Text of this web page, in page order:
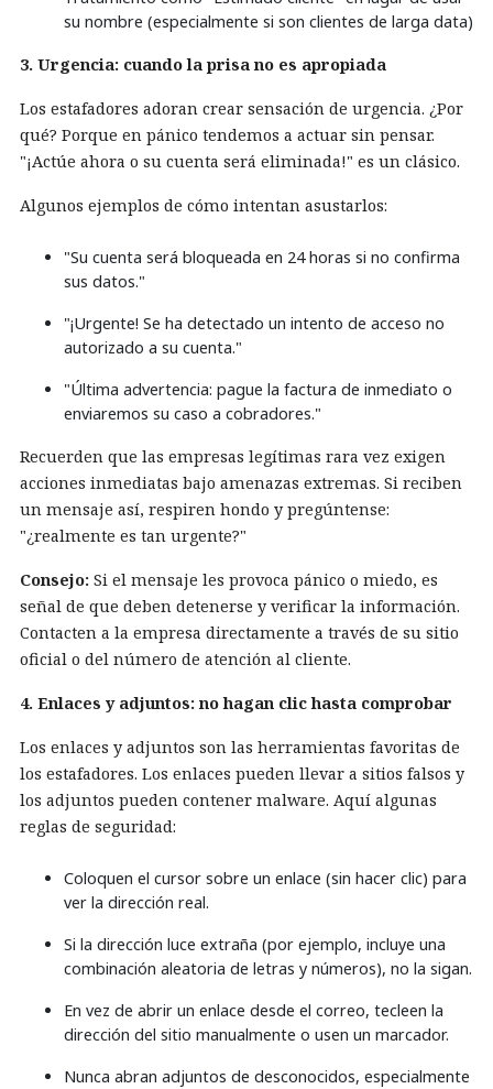
su nombre (especialmente si son clientes de larga data)
3. Urgencia: cuando la prisa no es apropiada
Los estafadores adoran crear sensación de urgencia. ¿Por
qué? Porque en pánico tendemos a actuar sin pensar.
"¡Actúe ahora o su cuenta será eliminada!" es un clásico.
Algunos ejemplos de cómo intentan asustarlos:
"Su cuenta será bloqueada en 24 horas si no confirma
sus datos."
"¡Urgente! Se ha detectado un intento de acceso no
autorizado a su cuenta."
"Última advertencia: pague la factura de inmediato o
enviaremos su caso a cobradores."
Recuerden que las empresas legítimas rara vez exigen
acciones inmediatas bajo amenazas extremas. Si reciben
un mensaje así, respiren hondo y pregúntense:
"¿realmente es tan urgente?"
Consejo: Si el mensaje les provoca pánico o miedo, es
señal de que deben detenerse y verificar la información.
Contacten a la empresa directamente a través de su sitio
oficial o del número de atención al cliente.
4. Enlaces y adjuntos: no hagan clic hasta comprobar
Los enlaces y adjuntos son las herramientas favoritas de
los estafadores. Los enlaces pueden llevar a sitios falsos y
los adjuntos pueden contener malware. Aquí algunas
reglas de seguridad:
Coloquen el cursor sobre un enlace (sin hacer clic) para
ver la dirección real.
Si la dirección luce extraña (por ejemplo, incluye una
combinación aleatoria de letras y números), no la sigan.
En vez de abrir un enlace desde el correo, tecleen la
dirección del sitio manualmente o usen un marcador.
Nunca abran adjuntos de desconocidos, especialmente